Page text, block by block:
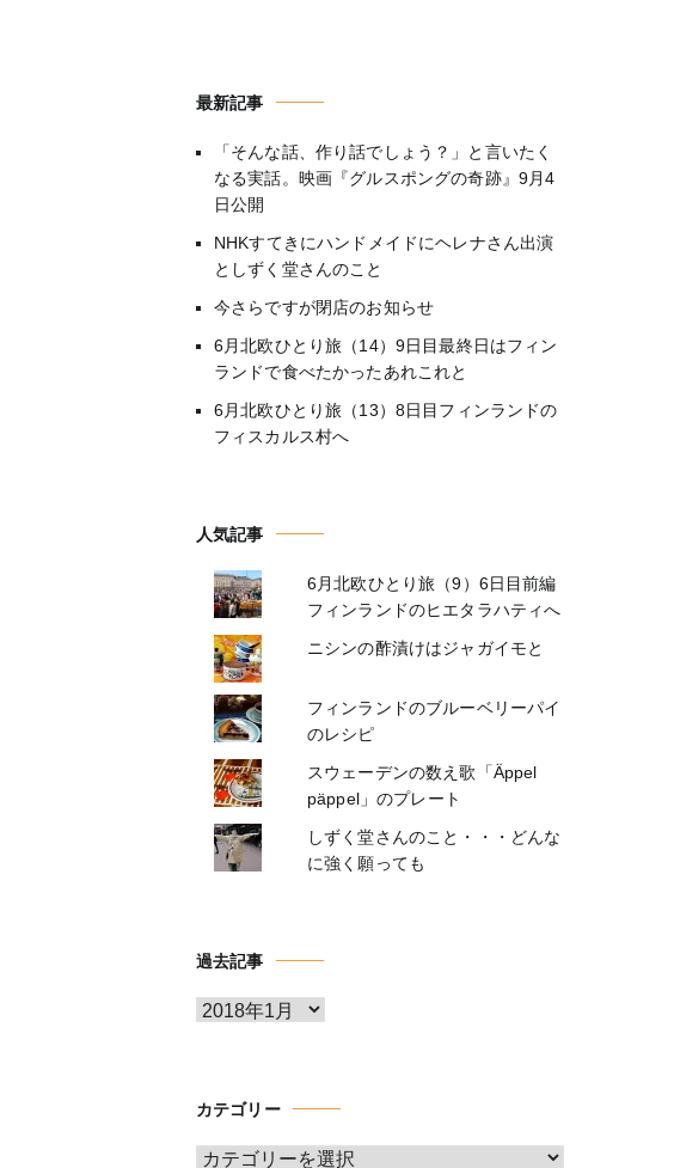
最新記事
「そんな話、作り話でしょう？」と言いたく
なる実話。映画『グルスポングの奇跡』9月4
日公開
NHKすてきにハンドメイドにヘレナさん出演
としずく堂さんのこと
今さらですが閉店のお知らせ
6月北欧ひとり旅（14）9日目最終日はフィン
ランドで食べたかったあれこれと
6月北欧ひとり旅（13）8日目フィンランドの
フィスカルス村へ
人気記事
6月北欧ひとり旅（9）6日目前編
フィンランドのヒエタラハティへ
ニシンの酢漬けはジャガイモと
フィンランドのブルーベリーパイ
のレシピ
スウェーデンの数え歌「Äppel
päppel」のプレート
しずく堂さんのこと・・・どんな
に強く願っても
過去記事
ア
ブ
カテゴリー
カ